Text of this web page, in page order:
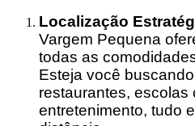
Localização
Vargem Pequena
todas as
Esteja você
restaurantes, escolas
entretenimento, tudo